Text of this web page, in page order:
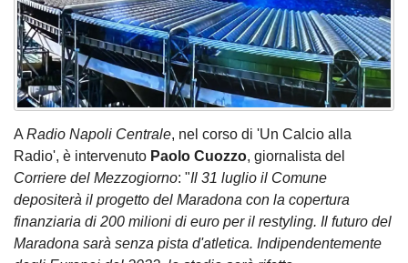
A Radio Napoli Centrale, nel corso di 'Un Calcio alla
Radio', è intervenuto Paolo Cuozzo, giornalista del
Corriere del Mezzogiorno: "Il 31 luglio il Comune
depositerà il progetto del Maradona con la copertura
finanziaria di 200 milioni di euro per il restyling. Il futuro del
Maradona sarà senza pista d'atletica. Indipendentemente